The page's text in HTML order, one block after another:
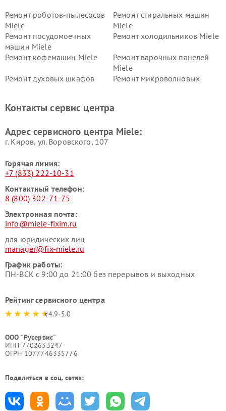
Ремонт роботов-пылесосов
Miele
Ремонт стиральных машин
Miele
Ремонт посудомоечных
машин Miele
Ремонт холодильников Miele
Ремонт кофемашин Miele
Ремонт варочных панелей
Miele
Ремонт духовых шкафов
Ремонт микроволновых
Miele
Miele
пылесосов Miele
Контакты сервис центра
Адрес сервисного центра Miele:
г. Киров, ул. Воровского, 107
Горячая линия:
+7 (833) 222-10-31
Контактный телефон:
8 (800) 302-71-75
Электронная почта:
info@miele-fixim.ru
для юридических лиц
manager@fix-miele.ru
График работы:
ПН-ВСК с 9:00 до 21:00 без перерывов и выходных
Рейтинг сервисного центра
4.9-5.0
ООО "Русервис"
ИНН 7702633247
ОГРН 1077746335776
Поделиться в соц. сетях: